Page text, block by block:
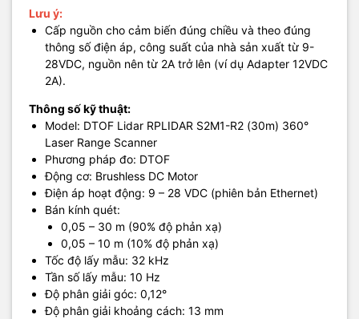
Lưu ý:
Cấp nguồn cho cảm biến đúng chiều và theo đúng
thông số điện áp, công suất của nhà sản xuất từ 9-
28VDC, nguồn nên từ 2A trở lên (ví dụ Adapter 12VDC
2A).
Thông số kỹ thuật:
Model: DTOF Lidar RPLIDAR S2M1-R2 (30m) 360°
Laser Range Scanner
Phương pháp đo: DTOF
Động cơ: Brushless DC Motor
Điện áp hoạt động: 9 – 28 VDC (phiên bản Ethernet)
Bán kính quét:
0,05 – 30 m (90% độ phản xạ)
0,05 – 10 m (10% độ phản xạ)
Tốc độ lấy mẫu: 32 kHz
Tần số lấy mẫu: 10 Hz
Độ phân giải góc: 0,12°
Độ phân giải khoảng cách: 13 mm